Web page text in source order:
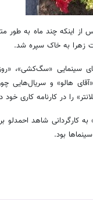
زهرا به خاک سپره شد.
۱۳۲۴ بازی در فیلم‌های سینمایی
هالو» و سریال‌هایی
را در کارنامه کاری
کارگردانی شاهد احمدلو
بود.